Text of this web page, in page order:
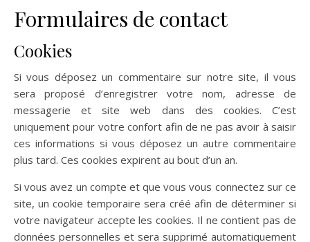
Formulaires de contact
Cookies
Si vous déposez un commentaire sur notre site, il vous
sera proposé d’enregistrer votre nom, adresse de
messagerie et site web dans des cookies. C’est
uniquement pour votre confort afin de ne pas avoir à saisir
ces informations si vous déposez un autre commentaire
plus tard. Ces cookies expirent au bout d’un an.
Si vous avez un compte et que vous vous connectez sur ce
site, un cookie temporaire sera créé afin de déterminer si
votre navigateur accepte les cookies. Il ne contient pas de
données personnelles et sera supprimé automatiquement